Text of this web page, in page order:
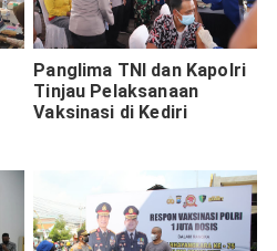
Panglima TNI dan Kapolri
Tinjau Pelaksanaan
Vaksinasi di Kediri